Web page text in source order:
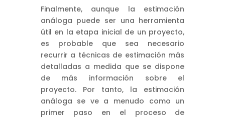
Finalmente, aunque la estimación
análoga puede ser una herramienta
útil en la etapa inicial de un proyecto,
es probable que sea necesario
recurrir a técnicas de estimación más
detalladas a medida que se dispone
de más información sobre el
proyecto. Por tanto, la estimación
análoga se ve a menudo como un
primer paso en el proceso de